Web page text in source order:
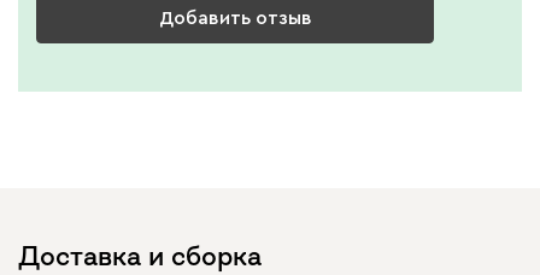
Добавить отзыв
Доставка и сборка